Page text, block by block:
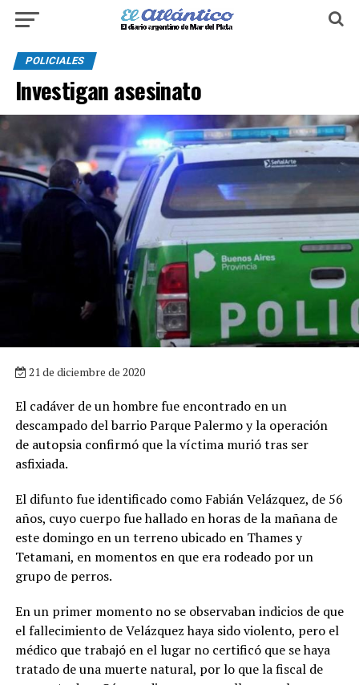
POLICIALES
Investigan asesinato
21 de diciembre de 2020
El cadáver de un hombre fue encontrado en un
descampado del barrio Parque Palermo y la operación
de autopsia confirmó que la víctima murió tras ser
asfixiada.
El difunto fue identificado como Fabián Velázquez, de 56
años, cuyo cuerpo fue hallado en horas de la mañana de
este domingo en un terreno ubicado en Thames y
Tetamani, en momentos en que era rodeado por un
grupo de perros.
En un primer momento no se observaban indicios de que
el fallecimiento de Velázquez haya sido violento, pero el
médico que trabajó en el lugar no certificó que se haya
tratado de una muerte natural, por lo que la fiscal de